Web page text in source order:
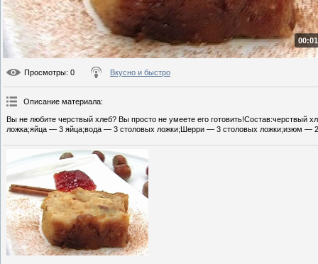
Просмотры: 0 Вкусно и быстро
Описание материала:
Вы не любите черствый хлеб? Вы просто не умеете его
ложка;яйца — 3 яйца;вода — 3 столовых ложки;Шерри — 3 столовых ложки;изюм — 2